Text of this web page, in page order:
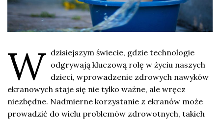
W dzisiejszym świecie, gdzie technologie
odgrywają kluczową rolę w życiu naszych
dzieci, wprowadzenie zdrowych nawyków
ekranowych staje się nie tylko ważne, ale wręcz
niezbędne. Nadmierne korzystanie z ekranów może
prowadzić do wielu problemów zdrowotnych, takich